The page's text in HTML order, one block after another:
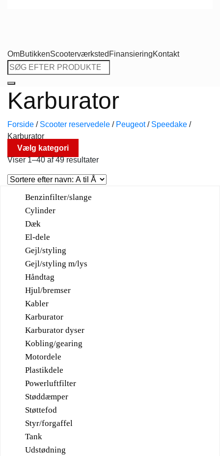
OmButikkenScooterværksted FinansieringKontakt
Søg
efter:
Karburator
Forside / Scooter reservedele / Peugeot / Speedake /
Karburator
Vælg kategori
Viser 1–40 af 49 resultater
Benzinfilter/slange
Cylinder
Dæk
El-dele
Gejl/styling
Gejl/styling m/lys
Håndtag
Hjul/bremser
Kabler
Karburator
Karburator dyser
Kobling/gearing
Motordele
Plastikdele
Powerluftfilter
Støddæmper
Støttefod
Styr/forgaffel
Tank
Udstødning